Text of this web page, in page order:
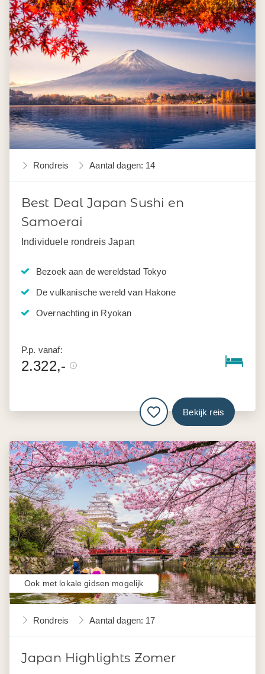
Rondreis Aantal dagen: 14
Best Deal Japan Sushi en
Samoerai
Individuele rondreis Japan
Bezoek aan de wereldstad Tokyo
De vulkanische wereld van Hakone
Overnachting in Ryokan
P.p. vanaf:
2.322,-
Bekijk reis
Rondreis Aantal dagen: 17
Japan Highlights Zomer
Ook met lokale gidsen mogelijk